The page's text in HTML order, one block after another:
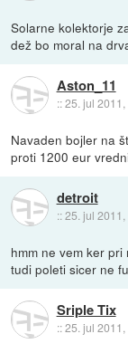
Solarne kolektorje
dež bo moral na
Aston_11
::25. jul 2011,
Navaden bojler na
proti 1200 eur
detroit
::25. jul 2011,
hmm ne vem ker
tudi poleti sicer ne
Sriple Tix
::25. jul 2011,